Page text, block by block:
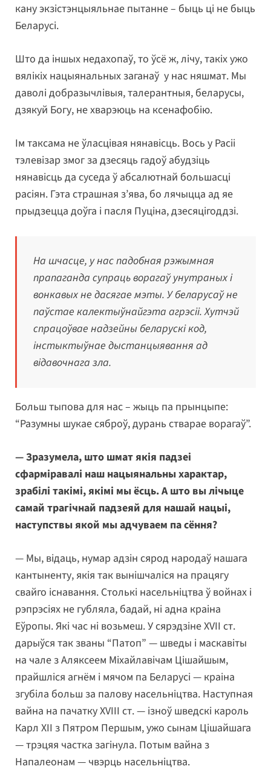
кану экзістэнцыяльнае пытанне – быць ці не быць
Беларусі.
Што да іншых недахопаў, то ўсё ж, лічу, такіх ужо
вялікіх нацыянальных заганаў у нас няшмат. Мы
даволі добразычлівыя, талерантныя, беларусы,
дзякуй Богу, не хварэюць на ксенафобію.
Ім таксама не ўласцівая нянавісць. Вось у Расіі
тэлевізар змог за дзесяць гадоў абудзіць
нянавісць да суседа ў абсалютнай большасці
расіян. Гэта страшная з’ява, бо лячыцца ад яе
прыдзецца доўга і пасля Пуціна, дзесяцігоддзі.
На шчасце, у нас падобная рэжымная
прапаганда супраць ворагаў унутраных і
вонкавых не дасягае мэты. У беларусаў не
паўстае калектыўнайгэта агрэсіі. Хутчэй
спрацоўвае надзейны беларускі код,
інстыктыўнае дыстанцыявання ад
відавочнага зла.
Больш тыпова для нас – жыць па прынцыпе:
“Разумны шукае сяброў, дурань стварае ворагаў”.
— Зразумела, што шмат якія падзеі
сфарміравалі наш нацыянальны характар,
зрабілі такімі, якімі мы ёсць. А што вы лічыце
самай трагічнай падзеяй для нашай нацыі,
наступствы якой мы адчуваем па сёння?
— Мы, відаць, нумар адзін сярод народаў нашага
кантыненту, якія так вынішчаліся на працягу
свайго існавання. Столькі насельніцтва ў войнах і
рэпрэсіях не губляла, бадай, ні адна краіна
Еўропы. Які час ні возьмеш. У сярэдзіне ХVII ст.
дарыўся так званы “Патоп” — шведы і маскавіты
на чале з Аляксеем Міхайлавічам Цішайшым,
прайшліся агнём і мячом па Беларусі — краіна
згубіла больш за палову насельніцтва. Наступная
вайна на пачатку ХVIII ст. — ізноў шведскі кароль
Карл XII з Пятром Першым, ужо сынам Цішайшага
— трэцяя частка загінула. Потым вайна з
Напалеонам — чвэрць насельніцтва.